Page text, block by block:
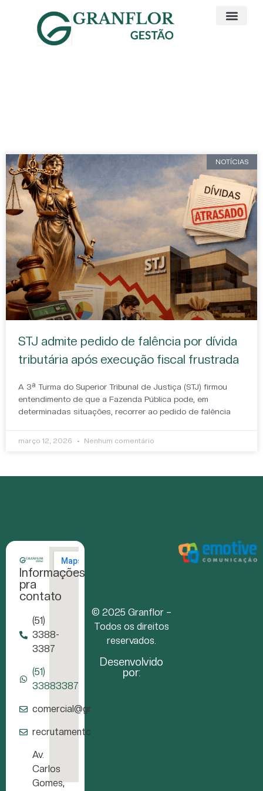
NOTÍCIAS
STJ admite pedido de falência por dívida
tributária após execução fiscal frustrada
A 3ª Turma do Superior Tribunal de Justiça (STJ) firmou
entendimento de que a Fazenda Pública pode, em
determinadas situações, recorrer ao pedido de falência
março 12, 2026 Nenhum comentário
Informações
pra
contato
(51)
3388-
3387
(51)
33883387
comercial@granflor.com.br
recrutamento@granflor.com.br
Av.
Carlos
Gomes,
© 2025 Granflor –
Todos os direitos
reservados.
Desenvolvido
por: